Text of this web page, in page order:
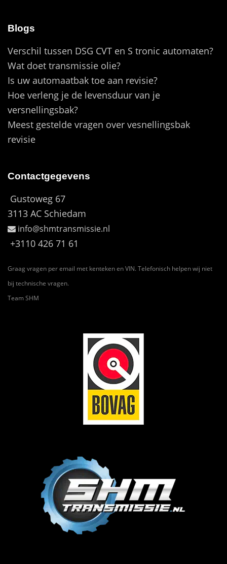
Blogs
Verschil tussen DSG CVT en S tronic automaten?
Wat doet transmissie olie?
Is uw automaatbak toe aan revisie?
Hoe verleng je de levensduur van je
versnellingsbak?
Meest gestelde vragen over vesnellingsbak
revisie
Contactgegevens
Gustoweg 67
3113 AC Schiedam
info@shmtransmissie.nl
+3110 426 71 61
Graag vragen per email met kenteken en VIN. Telefonisch helpen wij niet
bij technische vragen.
Team SHM